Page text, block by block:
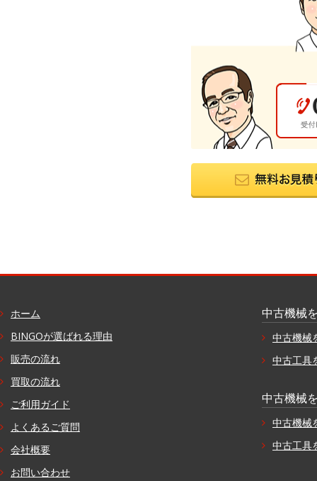
ホーム
BINGOが選ばれる理由
販売の流れ
買取の流れ
ご利用ガイド
よくあるご質問
会社概要
お問い合わせ
中古機械
中古機械
中古工具
中古機械
中古機械
中古工具